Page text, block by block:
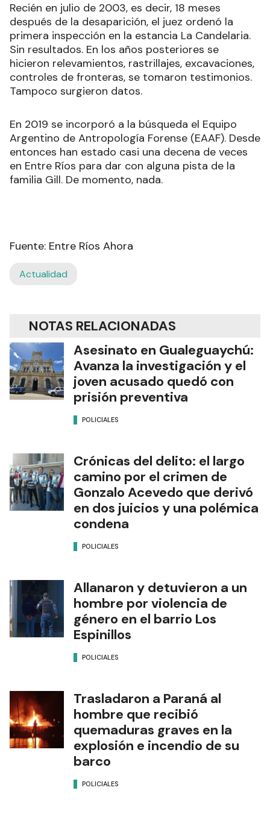
Recién en julio de 2003, es decir, 18 meses
después de la desaparición, el juez ordenó la
primera inspección en la estancia La Candelaria.
Sin resultados. En los años posteriores se
hicieron relevamientos, rastrillajes, excavaciones,
controles de fronteras, se tomaron testimonios.
Tampoco surgieron datos.
En 2019 se incorporó a la búsqueda el Equipo
Argentino de Antropología Forense (EAAF). Desde
entonces han estado casi una decena de veces
en Entre Ríos para dar con alguna pista de la
familia Gill. De momento, nada.
Fuente: Entre Ríos Ahora
Actualidad
NOTAS RELACIONADAS
Asesinato en Gualeguaychú:
Avanza la investigación y el
joven acusado quedó con
prisión preventiva
POLICIALES
Crónicas del delito: el largo
camino por el crimen de
Gonzalo Acevedo que derivó
en dos juicios y una polémica
condena
POLICIALES
Allanaron y detuvieron a un
hombre por violencia de
género en el barrio Los
Espinillos
POLICIALES
Trasladaron a Paraná al
hombre que recibió
quemaduras graves en la
explosión e incendio de su
barco
POLICIALES